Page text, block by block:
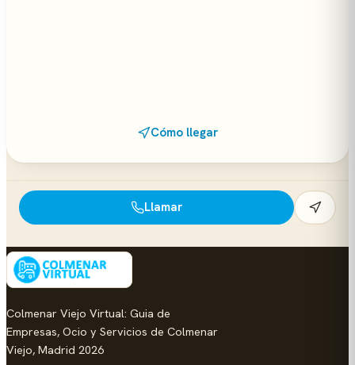
Cómo llegar
Llamar
Colmenar Viejo Virtual: Guia de
Empresas, Ocio y Servicios de Colmenar
Viejo, Madrid 2026